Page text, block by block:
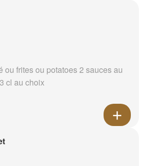
ou frites ou potatoes 2 sauces au
cl au choix